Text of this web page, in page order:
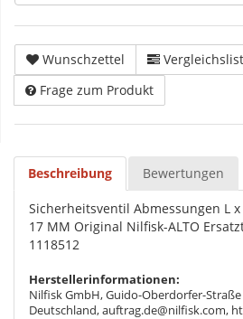
Wunschzettel
Frage zum Produkt
Beschreibung Bewertungen
Sicherheitsventil Abmessungen L x
17 MM Original Nilfisk-ALTO
1118512
Herstellerinformationen:
Nilfisk GmbH, Guido-Oberdorfer-Straße
Deutschland, auftrag.de@nilfisk.com,